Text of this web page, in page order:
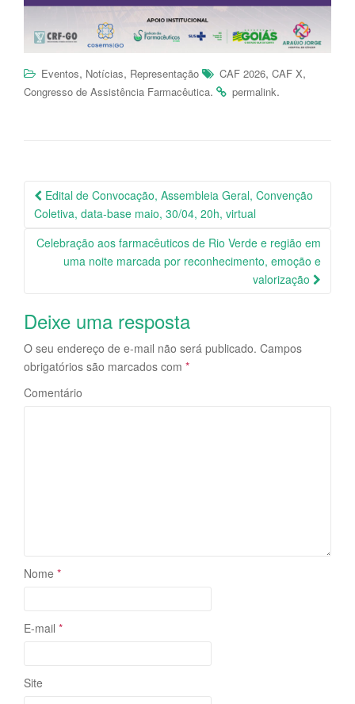
Eventos, Notícias, Representação CAF 2026, CAF X,
Congresso de Assistência Farmacêutica. permalink.
Navegação da Postagem
Edital de Convocação, Assembleia Geral, Convenção
Coletiva, data-base maio, 30/04, 20h, virtual
Celebração aos farmacêuticos de Rio Verde e região em
uma noite marcada por reconhecimento, emoção e
valorização
Deixe uma resposta
O seu endereço de e-mail não será publicado. Campos
obrigatórios são marcados com *
Comentário
Nome *
E-mail *
Site